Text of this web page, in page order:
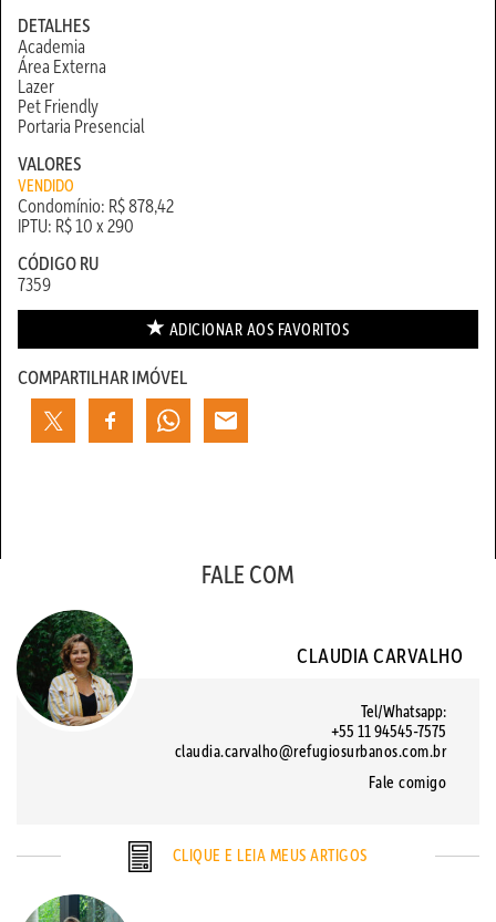
DETALHES
Academia
Área Externa
Lazer
Pet Friendly
Portaria Presencial
VALORES
VENDIDO
Condomínio: R$ 878,42
IPTU: R$ 10 x 290
CÓDIGO RU
7359
ADICIONAR AOS FAVORITOS
COMPARTILHAR IMÓVEL
FALE COM
CLAUDIA CARVALHO
Tel/Whatsapp:
+55 11 94545-7575
claudia.carvalho@refugiosurbanos.com.br
Fale comigo
CLIQUE E LEIA MEUS ARTIGOS